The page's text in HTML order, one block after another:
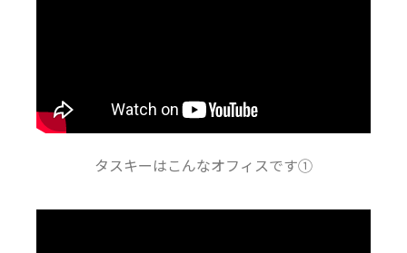
タスキーはこんなオフィスです①